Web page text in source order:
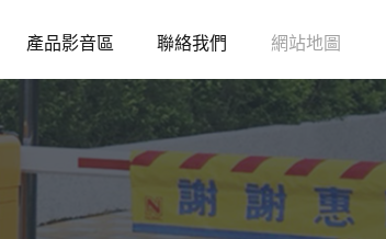
產品影音區 聯絡我們 網站地圖